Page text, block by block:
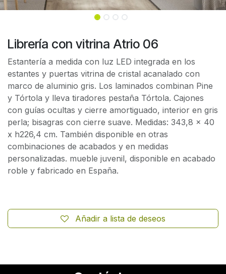
Librería con vitrina Atrio 06
Estantería a medida con luz LED integrada en los
estantes y puertas vitrina de cristal acanalado con
marco de aluminio gris. Los laminados combinan Pine
y Tórtola y lleva tiradores pestaña Tórtola. Cajones
con guías ocultas y cierre amortiguado, interior en gris
perla; bisagras con cierre suave. Medidas: 343,8 x 40
x h226,4 cm. También disponible en otras
combinaciones de acabados y en medidas
personalizadas. mueble juvenil, disponible en acabado
roble y fabricado en España.
Añadir a lista de deseos